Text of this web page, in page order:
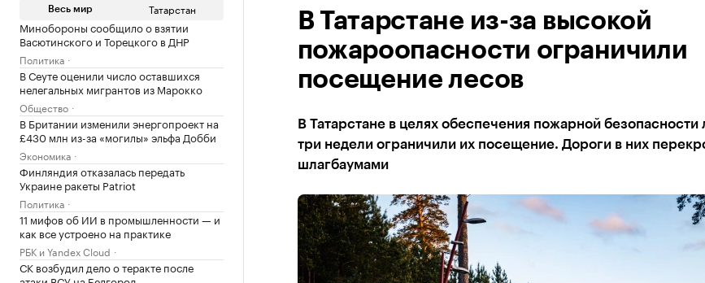
Весь мир Татарстан
Минобороны сообщило о взятии
Васютинского и Торецкого в ДНР
Политика
В Сеуте оценили число оставшихся
нелегальных мигрантов из Марокко
Общество
В Британии изменили энергопроект на
£430 млн из-за «могилы» эльфа Добби
Экономика
Финляндия отказалась передать
Украине ракеты Patriot
Политика
11 мифов об ИИ в промышленности — и
как все устроено на практике
РБК и Yandex Cloud
СК возбудил дело о теракте после
В Татарстане из-за высокой
пожароопасности ограничили
посещение лесов
В Татарстане в целях обеспечения пожарной безопасности
три недели ограничили их посещение. Дороги в них
шлагбаумами